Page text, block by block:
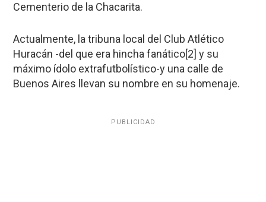
Cementerio de la Chacarita.
Actualmente, la tribuna local del Club Atlético
Huracán -del que era hincha fanático[2] y su
máximo ídolo extrafutbolístico-y una calle de
Buenos Aires llevan su nombre en su homenaje.
PUBLICIDAD